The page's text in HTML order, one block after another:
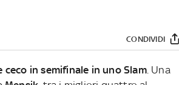
CONDIVIDI
ceco in semifinale in uno Slam. Una